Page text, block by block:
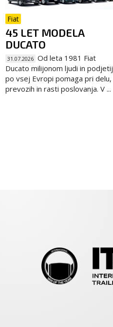
Fiat
45 LET MODELA
DUCATO
31.07.2026 Od leta 1981 Fiat
Ducato milijonom ljudi in podjetij
po vsej Evropi pomaga pri delu,
prevozih in rasti poslovanja. V ...